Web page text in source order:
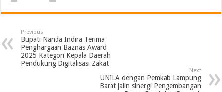
Previous
Bupati Nanda Indira Terima
Penghargaan Baznas Award
2025 Kategori Kepala Daerah
Pendukung Digitalisasi Zakat
Next
UNILA dengan Pemkab Lampung
Barat jalin sinergi Pengembangan